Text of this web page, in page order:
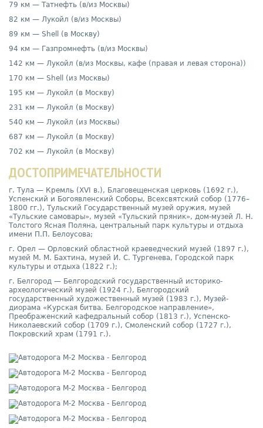
79 км — Татнефть (в/из Москвы)
82 км — Лукойл (в/из Москвы)
89 км — Shell (в Москву)
94 км — Газпромнефть (в/из Москвы)
142 км — Лукойл (в/из Москвы, кафе (правая и левая сторона))
170 км — Shell (из Москвы)
195 км — Лукойл (в Москву)
231 км — Лукойл (в Москву)
540 км — Лукойл (из Москвы)
687 км — Лукойл (в Москву)
702 км — Лукойл (в Москву)
ДОСТОПРИМЕЧАТЕЛЬНОСТИ
г. Тула — Кремль (XVI в.), Благовещенская церковь (1692 г.),
Успенский и Богоявленский Соборы, Всехсвятский собор (1776–
1800 гг.), Тульский Государственный музей оружия, музей
«Тульские самовары», музей «Тульский пряник», дом-музей Л. Н.
Толстого Ясная Поляна, центральный парк культуры и отдыха
имени П.П. Белоусова;
г. Орел — Орловский областной краеведческий музей (1897 г.),
музей М. М. Бахтина, музей И. С. Тургенева, Городской парк
культуры и отдыха (1822 г.);
г. Белгород — Белгородский государственный историко-
археологический музей (1924 г.), Белгородский
государственный художественный музей (1983 г.), Музей-
диорама «Курская битва. Белгородское направление»,
Преображенский кафедральный собор (1813 г.), Успенско-
Николаевский собор (1709 г.), Смоленский собор (1727 г.),
Покровский храм (1791 г.).